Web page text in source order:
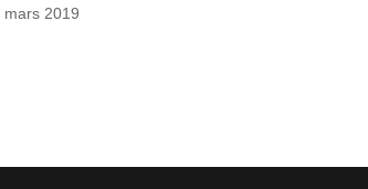
mars 2019